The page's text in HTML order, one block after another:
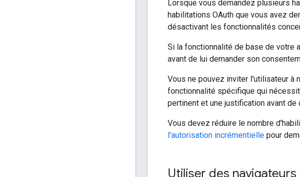
Lorsque vous demandez plusieurs
habilitations OAuth que vous avez
désactivant les fonctionnalités
Si la fonctionnalité de base de votre
avant de lui demander son
Vous ne pouvez inviter l'utilisateur à
fonctionnalité spécifique qui
pertinent et une justification avant
Vous devez réduire le nombre
l'autorisation incrémentielle pour
Utiliser des